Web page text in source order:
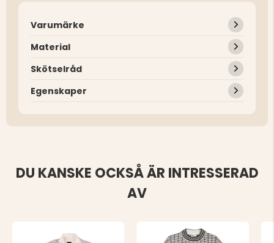
Varumärke
Material
Skötselråd
Egenskaper
DU KANSKE OCKSÅ ÄR INTRESSERAD
AV